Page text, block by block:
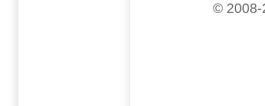
©